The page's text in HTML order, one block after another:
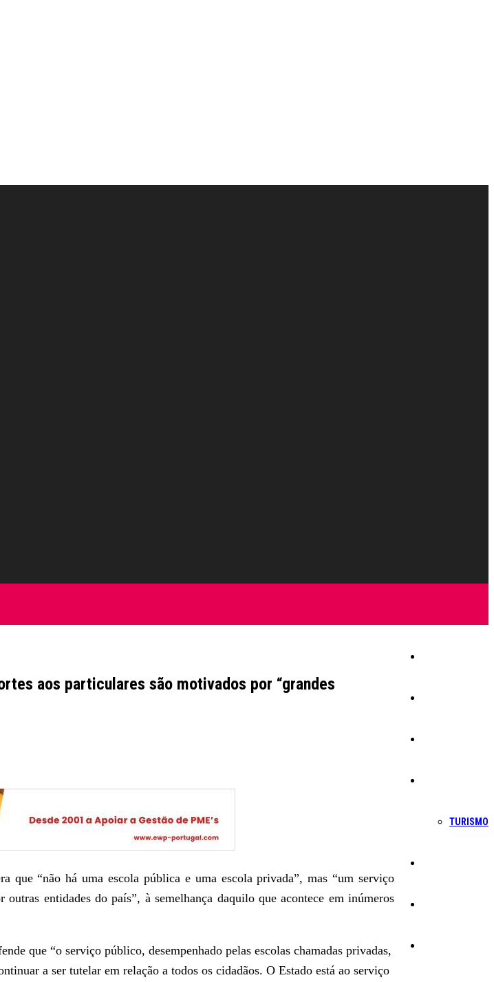
TURISMO
aos particulares são motivados por “grandes
“não há uma escola pública e uma escola privada”, mas “um serviço
entidades do país”, à semelhança daquilo que acontece em inúmeros
que “o serviço público, desempenhado pelas escolas chamadas privadas,
a ser tutelar em relação a todos os cidadãos. O Estado está ao serviço